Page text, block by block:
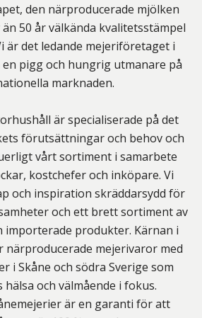
den närproducerade mjölken
50 år välkända kvalitetsstämpel
är det ledande mejeriföretaget i
en pigg och hungrig utmanare på
marknaden.
är specialiserade på det
förutsättningar och behov och
vårt sortiment i samarbete
kostchefer och inköpare. Vi
och inspiration skräddarsydd för
och ett brett sortiment av
importerade produkter. Kärnan i
närproducerade mejerivaror med
i Skåne och södra Sverige som
och välmående i fokus.
är en garanti för att